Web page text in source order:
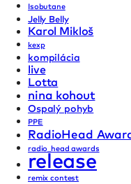
Isobutane
Jelly Belly
Karol Mikloš
kexp
kompilácia
live
Lotta
nina kohout
Ospalý pohyb
PPE
RadioHead
radio_head awards
release
remix contest